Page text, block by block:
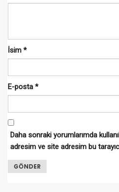
İsim *
E-posta *
Daha sonraki yorumlarımda
adresim ve site adresim bu